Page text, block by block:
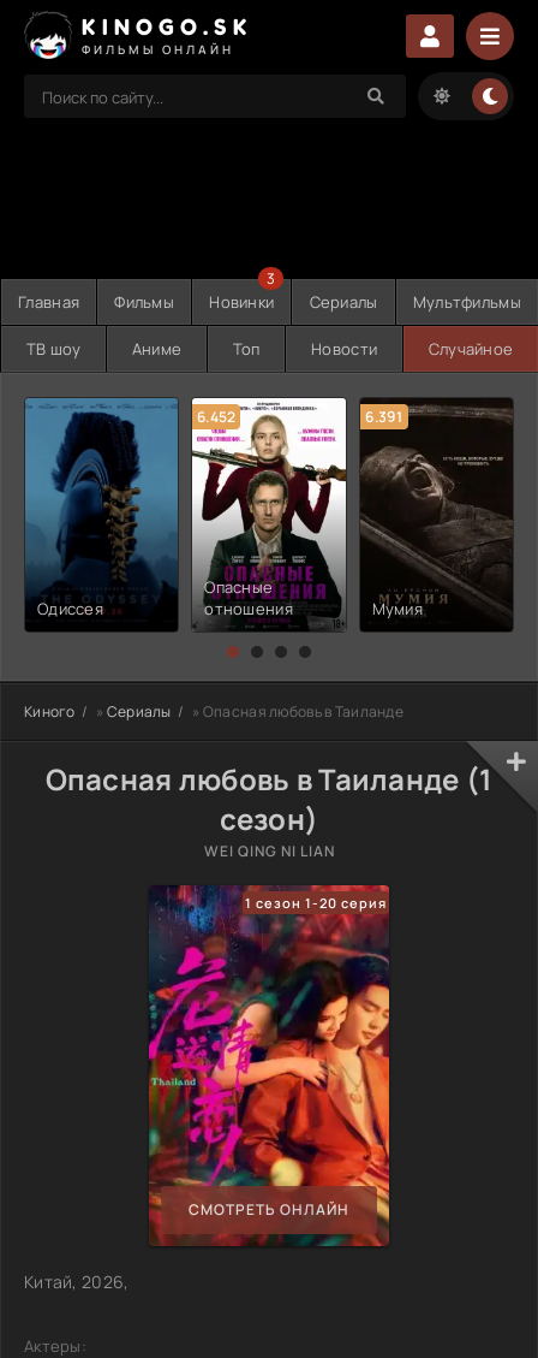
KINOGO.SK
ФИЛЬМЫ ОНЛАЙН
Главная Фильмы Новинки
3
Сериалы Мультфильмы
ТВ шоу Аниме Топ Новости Случайное
Одиссея
6.452
Опасные
отношения
6.391
Мумия
Киного » Сериалы » Опасная любовь в Таиланде
Опасная любовь в Таиланде (1
сезон)
WEI QING NI LIAN
1 сезон 1-20 серия
СМОТРЕТЬ ОНЛАЙН
Китай, 2026,
Актеры: